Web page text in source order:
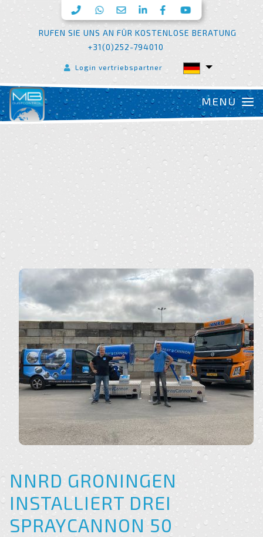
RUFEN SIE UNS AN FÜR KOSTENLOSE BERATUNG
+31(0)252-794010
Login vertriebspartner
NNRD GRONINGEN
INSTALLIERT DREI
SPRAYCANNON 50